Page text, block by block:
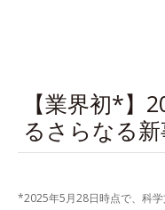
【業界初*】
るさらなる新
*2025年5月28日時点で、科